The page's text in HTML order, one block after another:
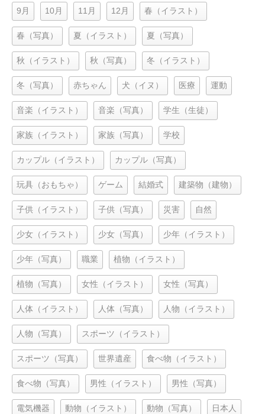
9月 10月 11月 12月 春（イラスト）
春（写真） 夏（イラスト） 夏（写真）
秋（イラスト） 秋（写真） 冬（イラスト）
冬（写真） 赤ちゃん 犬（イヌ） 医療 運動
音楽（イラスト） 音楽（写真） 学生（生徒）
家族（イラスト） 家族（写真） 学校
カップル（イラスト） カップル（写真）
玩具（おもちゃ） ゲーム 結婚式 建築物（建物）
子供（イラスト） 子供（写真） 災害 自然
少女（イラスト） 少女（写真） 少年（イラスト）
少年（写真） 職業 植物（イラスト）
植物（写真） 女性（イラスト） 女性（写真）
人体（イラスト） 人体（写真） 人物（イラスト）
人物（写真） スポーツ（イラスト）
スポーツ（写真） 世界遺産 食べ物（イラスト）
食べ物（写真） 男性（イラスト） 男性（写真）
電気機器 動物（イラスト） 動物（写真） 日本人